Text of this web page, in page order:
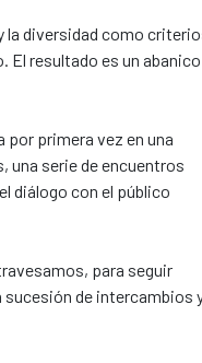
la diversidad como
El resultado es un abanico
primera vez en una
una serie de encuentros
diálogo con el público
para seguir
de intercambios